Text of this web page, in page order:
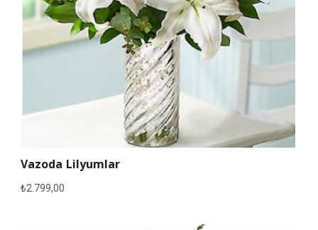
Vazoda Lilyumlar
₺2.799,00